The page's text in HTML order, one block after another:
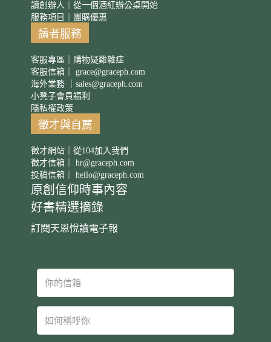
讀創辦人｜從一個酒紅辦公桌開始
服務項目｜團購優惠
讀者服務
客服專區｜購物疑難雜症
客服信箱｜ grace@graceph.com
海外業務 ｜ sales@graceph.com
小凳子會員福利
隱私權政策
徵才與自薦
徵才網站｜從104加入我們
徵才信箱｜ hr@graceph.com
投稿信箱｜ hello@graceph.com
原創信仰時事內容
好書精選摘錄
訂閱天恩悅讀電子報